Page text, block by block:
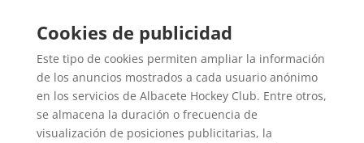
Cookies de publicidad
Este tipo de cookies permiten ampliar la información
de los anuncios mostrados a cada usuario anónimo
en los servicios de Albacete Hockey Club. Entre otros,
se almacena la duración o frecuencia de
visualización de posiciones publicitarias, la